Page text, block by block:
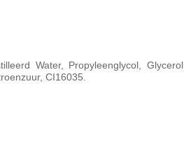
Water, Propyleenglycol, Glycerol,
CI16035.